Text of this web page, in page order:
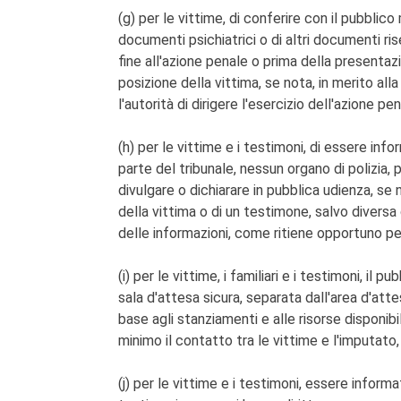
(g) per le vittime, di conferire con il pubblico
documenti psichiatrici o di altri documenti
fine all'azione penale o prima della
posizione della vittima, se nota, in merito
l'autorità di dirigere l'esercizio dell'azione
(h) per le vittime e i testimoni, di essere
parte del tribunale, nessun organo di
divulgare o dichiarare in pubblica udienza,
della vittima o di un testimone, salvo
delle informazioni, come ritiene opportuno
(i) per le vittime, i familiari e i testimoni, il
sala d'attesa sicura, separata dall'area
base agli stanziamenti e alle risorse
minimo il contatto tra le vittime e
(j) per le vittime e i testimoni, essere